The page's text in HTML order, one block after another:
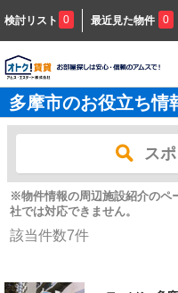
検討リスト 0 最近見た物件 0
多摩市のお役立ち情
ス
※物件情報の周辺施設紹介のペ
社では対応できません。
該当件数7件